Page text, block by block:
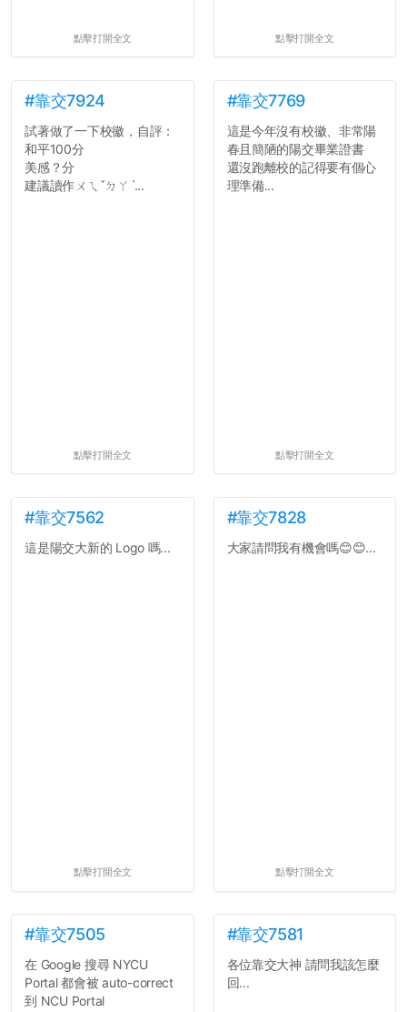
點擊打開全文 點擊打開全文
#靠交7924
試著做了一下校徽，自評：
和平100分
美感？分
建議讀作ㄨㄟˇㄉㄚˋ...
點擊打開全文
#靠交7769
這是今年沒有校徽、非常陽
春且簡陋的陽交畢業證書
還沒跑離校的記得要有個心
理準備...
點擊打開全文
#靠交7562
這是陽交大新的 Logo 嗎...
點擊打開全文
#靠交7828
大家請問我有機會嗎😊😊...
點擊打開全文
#靠交7505
在 Google 搜尋 NYCU
Portal 都會被 auto-correct
到 NCU Portal
#靠交7581
各位靠交大神 請問我該怎麼
回...